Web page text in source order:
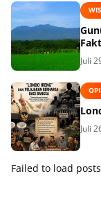
Juli
Juli
Failed to load